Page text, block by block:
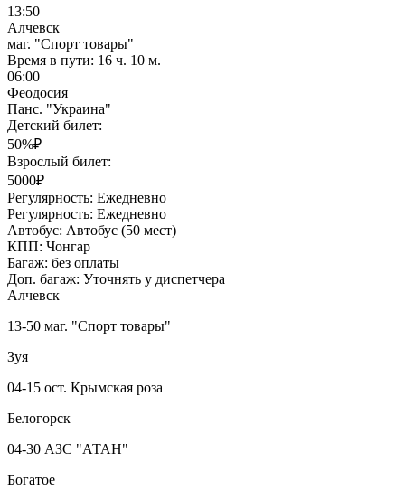
13:50
Алчевск
маг. "Спорт товары"
Время в пути: 16 ч. 10 м.
06:00
Феодосия
Панс. "Украина"
Детский билет:
50%₽
Взрослый билет:
5000₽
Регулярность: Ежедневно
Регулярность: Ежедневно
Автобус: Автобус (50 мест)
КПП: Чонгар
Багаж: без оплаты
Доп. багаж: Уточнять у диспетчера
Алчевск
13-50 маг. "Спорт товары"
Зуя
04-15 ост. Крымская роза
Белогорск
04-30 АЗС "АТАН"
Богатое